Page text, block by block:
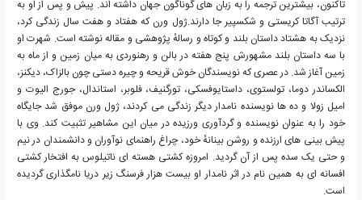
تاکنون، بیشترین ترجمه را به زبان های گوناگون جهان داشته اند. پیش و پس از او به
ترتیب آگاتا کریستی و شکسپیر جا دارند.ژول ورن که هفتاد و هفت سال زندگی کرد،
نزدیک به هشتاد داستان بلند و کوتاه و رسالهٔ پژوهشی و مقاله نوشته است. شهرت او
با سه داستان بلند مشهورش پنج هفته در بالن و رهنوردی به میان زمین و از ماه به
زمین آغاز شد. در عصری که نویسندگان خوش قریحه و چیره دستی چون بالزاک، دیکنز،
الکساندر دوما، تولستوی، داستایوفسکی، تورگنیف، فلوبر، استاندال، جورج الیوت و
امیل زولا و ده ها نویسنده نامدار دیگر زندگی می کردند، ژول ورن موفق شد جایگاه
خود را به عنوان نویسنده و گردآوری ورزیده در میان این مشاهیر تثبیت کند. وی با
پیش بینی های ارزنده و روشن بینانهٔ خود، چراغ راهنمای نوآوران و دانشمندان در نیم
و حتی یک سده پس از آن گردید. امروزه کشتی هسته ای ناتیلوس به افتخار کشتی
افسانه ای به همین نام در اثر نامدار او بیست هزار فرسنگ زیر دریا نامگذاری گردیده
است.